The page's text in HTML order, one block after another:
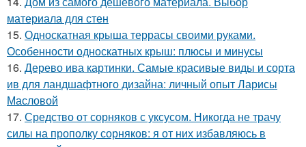
материала для стен
15. Односкатная крыша террасы своими руками.
Особенности односкатных крыш: плюсы и минусы
16. Дерево ива картинки. Самые красивые виды и сорта
ив для ландшафтного дизайна: личный опыт Ларисы
Масловой
17. Средство от сорняков с уксусом. Никогда не трачу
силы на прополку сорняков: я от них избавляюсь в